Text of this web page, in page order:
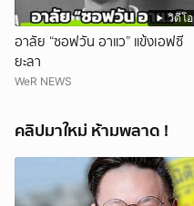
วิดีโอ
อาลัย “ซอฟวัน อาแว” แข้งเอฟซี
ยะลา
WeR NEWS
คลิปมาใหม่ ห้ามพลาด !